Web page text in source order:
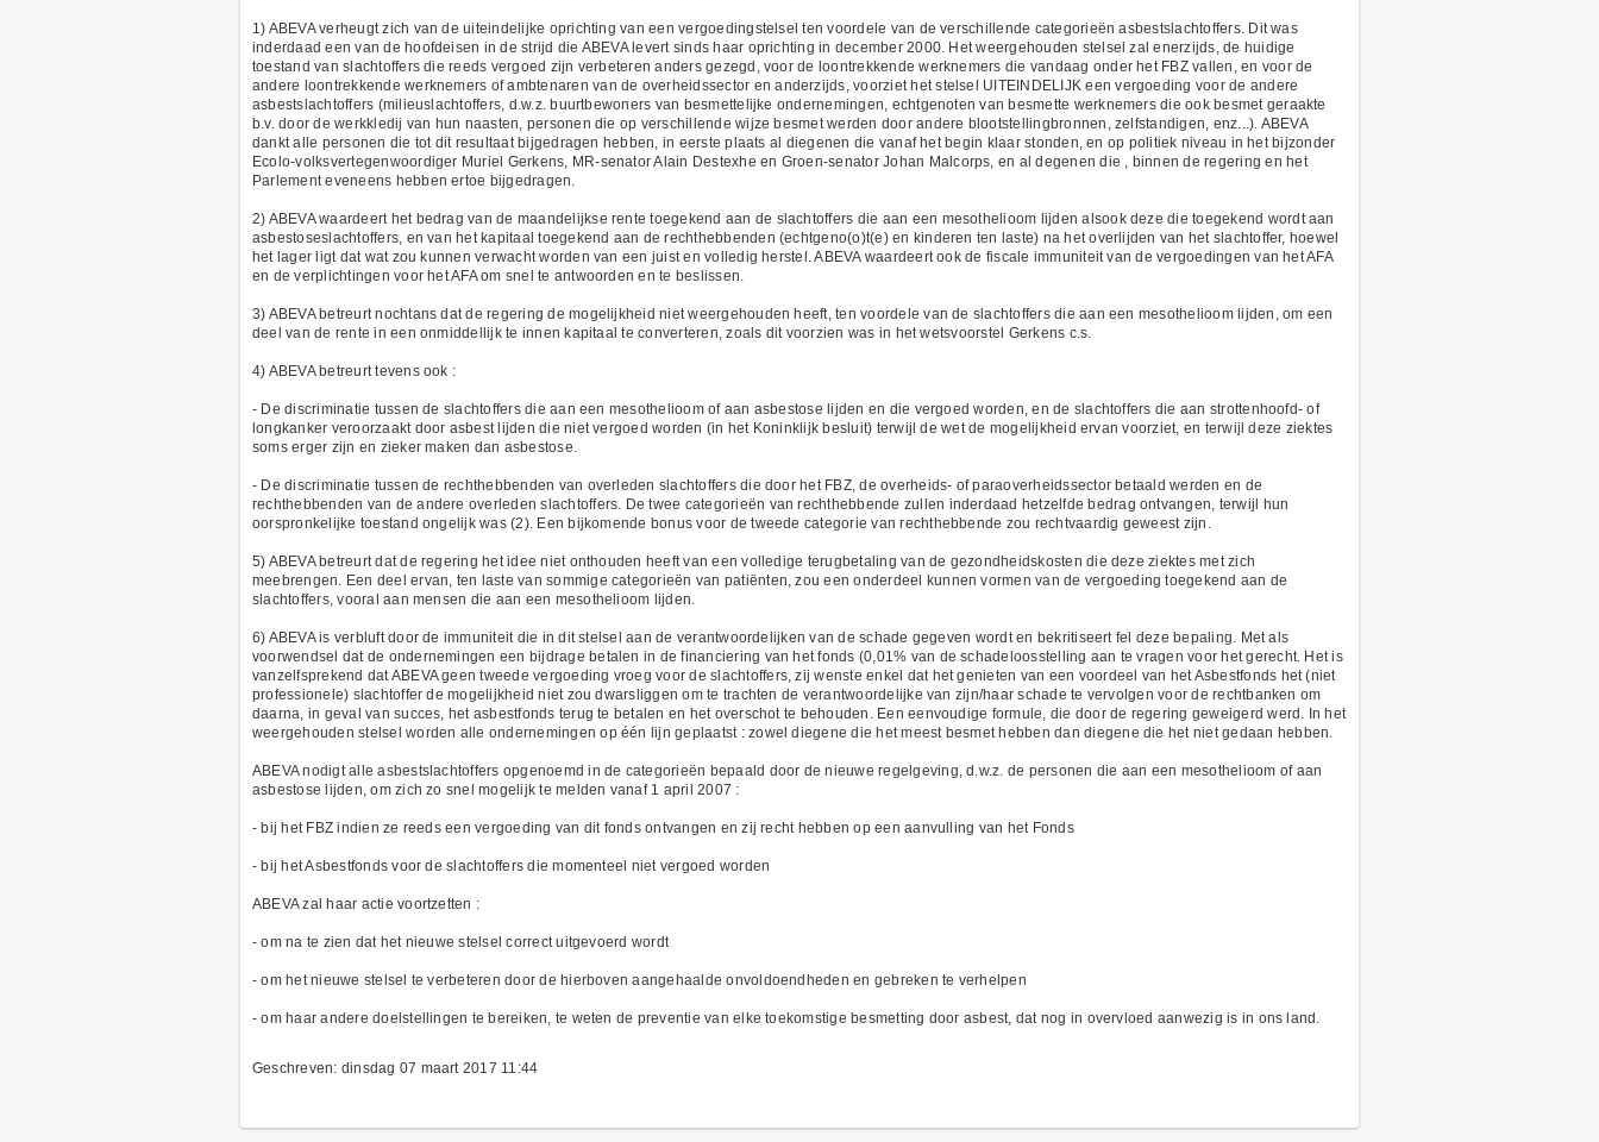
1) ABEVA verheugt zich van de uiteindelijke oprichting van een vergoedingstelsel ten voordele van de verschillende categorieën asbestslachtoffers. Dit was
inderdaad een van de hoofdeisen in de strijd die ABEVA levert sinds haar oprichting in december 2000. Het weergehouden stelsel zal enerzijds, de huidige
toestand van slachtoffers die reeds vergoed zijn verbeteren anders gezegd, voor de loontrekkende werknemers die vandaag onder het FBZ vallen, en voor de
andere loontrekkende werknemers of ambtenaren van de overheidssector en anderzijds, voorziet het stelsel UITEINDELIJK een vergoeding voor de andere
asbestslachtoffers (milieuslachtoffers, d.w.z. buurtbewoners van besmettelijke ondernemingen, echtgenoten van besmette werknemers die ook besmet geraakte
b.v. door de werkkledij van hun naasten, personen die op verschillende wijze besmet werden door andere blootstellingbronnen, zelfstandigen, enz...). ABEVA
dankt alle personen die tot dit resultaat bijgedragen hebben, in eerste plaats al diegenen die vanaf het begin klaar stonden, en op politiek niveau in het bijzonder
Ecolo-volksvertegenwoordiger Muriel Gerkens, MR-senator Alain Destexhe en Groen-senator Johan Malcorps, en al degenen die , binnen de regering en het
Parlement eveneens hebben ertoe bijgedragen.
2) ABEVA waardeert het bedrag van de maandelijkse rente toegekend aan de slachtoffers die aan een mesothelioom lijden alsook deze die toegekend wordt aan
asbestoseslachtoffers, en van het kapitaal toegekend aan de rechthebbenden (echtgeno(o)t(e) en kinderen ten laste) na het overlijden van het slachtoffer, hoewel
het lager ligt dat wat zou kunnen verwacht worden van een juist en volledig herstel. ABEVA waardeert ook de fiscale immuniteit van de vergoedingen van het AFA
en de verplichtingen voor het AFA om snel te antwoorden en te beslissen.
3) ABEVA betreurt nochtans dat de regering de mogelijkheid niet weergehouden heeft, ten voordele van de slachtoffers die aan een mesothelioom lijden, om een
deel van de rente in een onmiddellijk te innen kapitaal te converteren, zoals dit voorzien was in het wetsvoorstel Gerkens c.s.
4) ABEVA betreurt tevens ook :
- De discriminatie tussen de slachtoffers die aan een mesothelioom of aan asbestose lijden en die vergoed worden, en de slachtoffers die aan strottenhoofd- of
longkanker veroorzaakt door asbest lijden die niet vergoed worden (in het Koninklijk besluit) terwijl de wet de mogelijkheid ervan voorziet, en terwijl deze ziektes
soms erger zijn en zieker maken dan asbestose.
- De discriminatie tussen de rechthebbenden van overleden slachtoffers die door het FBZ, de overheids- of paraoverheidssector betaald werden en de
rechthebbenden van de andere overleden slachtoffers. De twee categorieën van rechthebbende zullen inderdaad hetzelfde bedrag ontvangen, terwijl hun
oorspronkelijke toestand ongelijk was (2). Een bijkomende bonus voor de tweede categorie van rechthebbende zou rechtvaardig geweest zijn.
5) ABEVA betreurt dat de regering het idee niet onthouden heeft van een volledige terugbetaling van de gezondheidskosten die deze ziektes met zich
meebrengen. Een deel ervan, ten laste van sommige categorieën van patiënten, zou een onderdeel kunnen vormen van de vergoeding toegekend aan de
slachtoffers, vooral aan mensen die aan een mesothelioom lijden.
6) ABEVA is verbluft door de immuniteit die in dit stelsel aan de verantwoordelijken van de schade gegeven wordt en bekritiseert fel deze bepaling. Met als
voorwendsel dat de ondernemingen een bijdrage betalen in de financiering van het fonds (0,01% van de schadeloosstelling aan te vragen voor het gerecht. Het is
vanzelfsprekend dat ABEVA geen tweede vergoeding vroeg voor de slachtoffers, zij wenste enkel dat het genieten van een voordeel van het Asbestfonds het (niet
professionele) slachtoffer de mogelijkheid niet zou dwarsliggen om te trachten de verantwoordelijke van zijn/haar schade te vervolgen voor de rechtbanken om
daarna, in geval van succes, het asbestfonds terug te betalen en het overschot te behouden. Een eenvoudige formule, die door de regering geweigerd werd. In het
weergehouden stelsel worden alle ondernemingen op één lijn geplaatst : zowel diegene die het meest besmet hebben dan diegene die het niet gedaan hebben.
ABEVA nodigt alle asbestslachtoffers opgenoemd in de categorieën bepaald door de nieuwe regelgeving, d.w.z. de personen die aan een mesothelioom of aan
asbestose lijden, om zich zo snel mogelijk te melden vanaf 1 april 2007 :
- bij het FBZ indien ze reeds een vergoeding van dit fonds ontvangen en zij recht hebben op een aanvulling van het Fonds
- bij het Asbestfonds voor de slachtoffers die momenteel niet vergoed worden
ABEVA zal haar actie voortzetten :
- om na te zien dat het nieuwe stelsel correct uitgevoerd wordt
- om het nieuwe stelsel te verbeteren door de hierboven aangehaalde onvoldoendheden en gebreken te verhelpen
- om haar andere doelstellingen te bereiken, te weten de preventie van elke toekomstige besmetting door asbest, dat nog in overvloed aanwezig is in ons land.
Geschreven: dinsdag 07 maart 2017 11:44